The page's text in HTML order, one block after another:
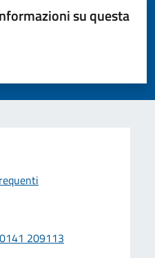
su questa
su 5
209113